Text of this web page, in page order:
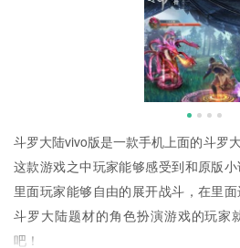
斗罗大陆vivo版是一款手机上面的斗罗
这款游戏之中玩家能够感受到和原版
里面玩家能够自由的展开战斗，在里
斗罗大陆题材的角色扮演游戏的玩家
吧！